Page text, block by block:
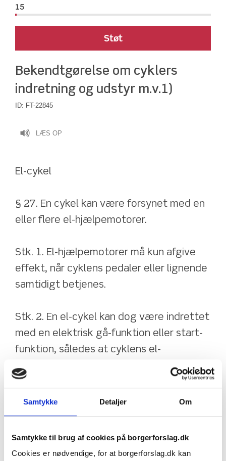
Samtykke Detaljer Om
Samtykke til brug af cookies på borgerforslag.dk
Cookies er nødvendige, for at borgerforslag.dk kan
15
Støt
Bekendtgørelse om cyklers
indretning og udstyr m.v.1)
ID: FT-22845
LÆS OP
El-cykel
§ 27. En cykel kan være forsynet med en
eller flere el-hjælpemotorer.
Stk. 1. El-hjælpemotorer må kun afgive
effekt, når cyklens pedaler eller lignende
samtidigt betjenes.
Stk. 2. En el-cykel kan dog være indrettet
med en elektrisk gå-funktion eller start-
funktion, således at cyklens el-
hjælpemotor kan afgive effekt ved
hastigheder på 6 km/t(gå-funktion), eller
op til 25 km/t(start-hjælp), når en
elektrisk kontakt, f.eks. trykknap eller